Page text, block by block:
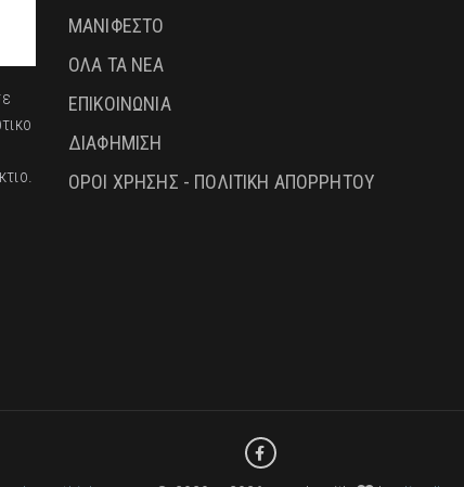
ΜΑΝΙΦΕΣΤΟ
ΟΛΑ ΤΑ ΝΕΑ
ΕΠΙΚΟΙΝΩΝΙΑ
ΔΙΑΦΗΜΙΣΗ
ΟΡΟΙ ΧΡΗΣΗΣ - ΠΟΛΙΤΙΚΗ ΑΠΟΡΡΗΤΟΥ